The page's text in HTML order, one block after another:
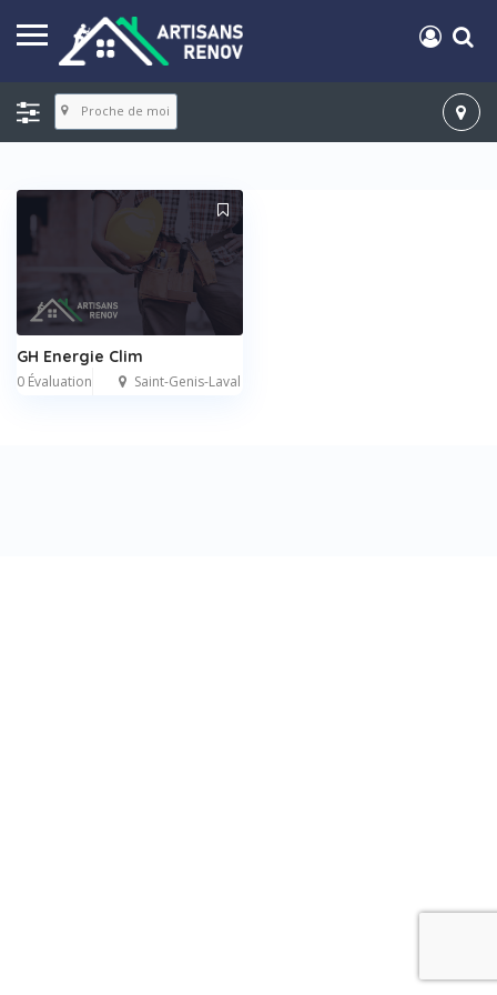
Proche de moi
GH Energie Clim
0 Évaluation Saint-Genis-Laval